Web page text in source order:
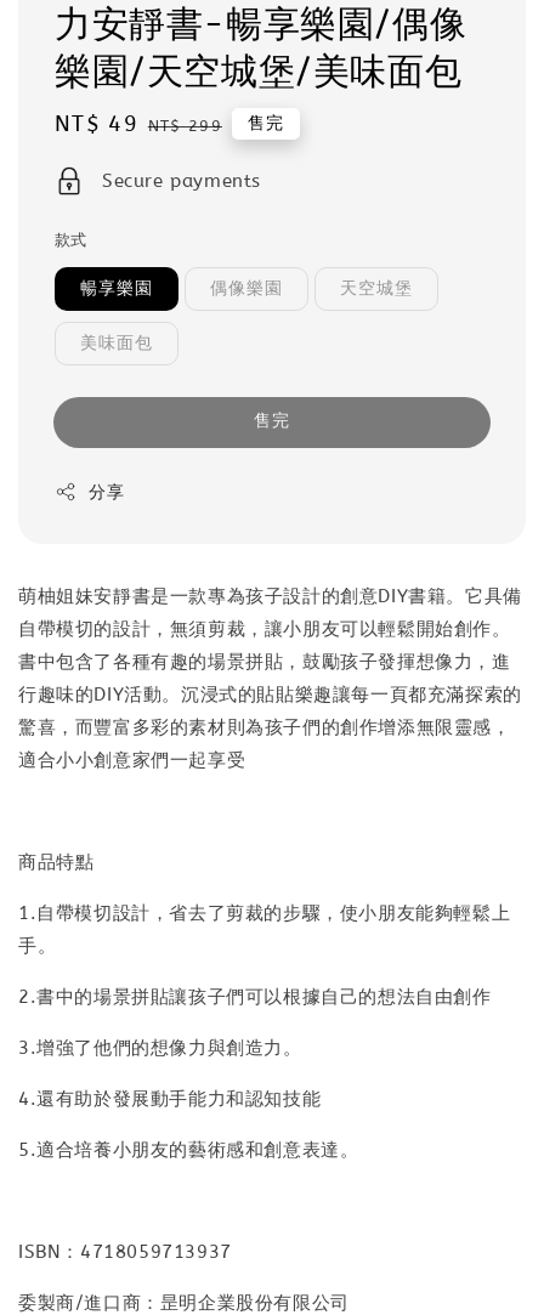
力安靜書-暢享樂園/偶像
樂園/天空城堡/美味面包
Sale
NT$ 49 Regular
NT$ 299 售完
Secure payments
款式
暢享樂園 偶像樂園 天空城堡
美味面包
售完
分享
萌柚姐妹安靜書是一款專為孩子設計的創意DIY書籍。它具備
自帶模切的設計，無須剪裁，讓小朋友可以輕鬆開始創作。
書中包含了各種有趣的場景拼貼，鼓勵孩子發揮想像力，進
行趣味的DIY活動。沉浸式的貼貼樂趣讓每一頁都充滿探索的
驚喜，而豐富多彩的素材則為孩子們的創作增添無限靈感，
適合小小創意家們一起享受
商品特點
1.自帶模切設計，省去了剪裁的步驟，使小朋友能夠輕鬆上
手。
2.書中的場景拼貼讓孩子們可以根據自己的想法自由創作
3.增強了他們的想像力與創造力。
4.還有助於發展動手能力和認知技能
5.適合培養小朋友的藝術感和創意表達。
ISBN：4718059713937
委製商/進口商：昰明企業股份有限公司